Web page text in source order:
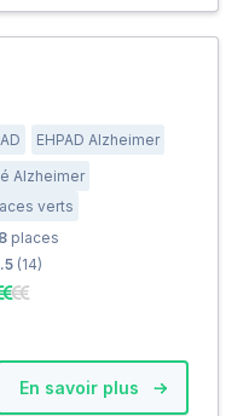
EHPAD Alzheimer
Alzheimer
verts
places
(14)
En savoir plus